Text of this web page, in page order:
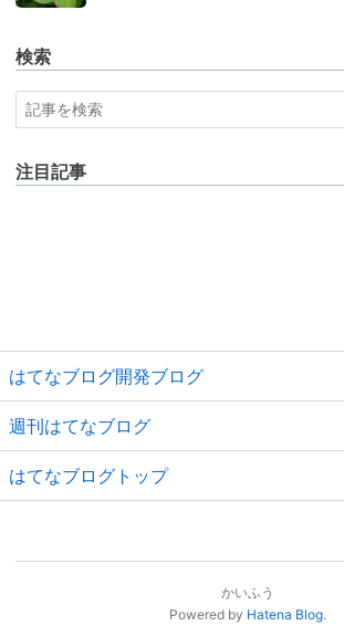
検索
注目記事
はてなブログ開発ブログ
週刊はてなブログ
はてなブログトップ
かいふう
Powered by Hatena Blog.